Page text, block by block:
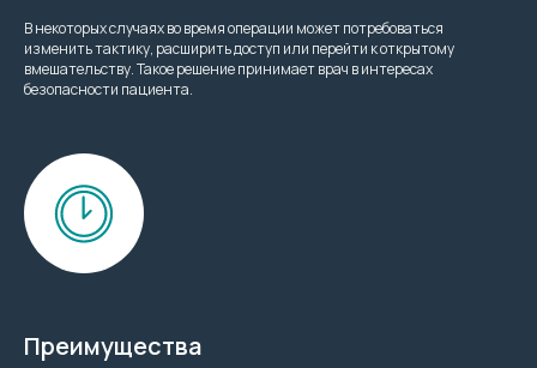
В некоторых случаях во время операции может потребоваться
изменить тактику, расширить доступ или перейти к открытому
вмешательству. Такое решение принимает врач в интересах
безопасности пациента.
Преимущества